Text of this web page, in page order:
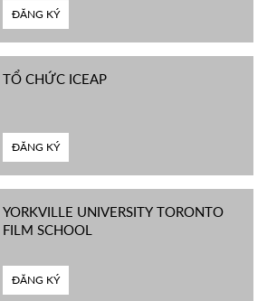
ĐĂNG KÝ
TỔ CHỨC ICEAP
ĐĂNG KÝ
YORKVILLE UNIVERSITY TORONTO
FILM SCHOOL
ĐĂNG KÝ